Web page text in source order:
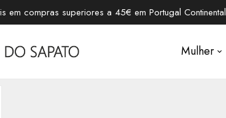
em compras superiores a 45€ em Portugal Continental
Mulher